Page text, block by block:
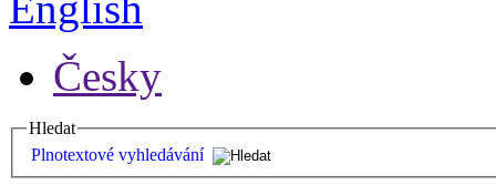
Česky
Hledat
Plnotextové vyhledávání